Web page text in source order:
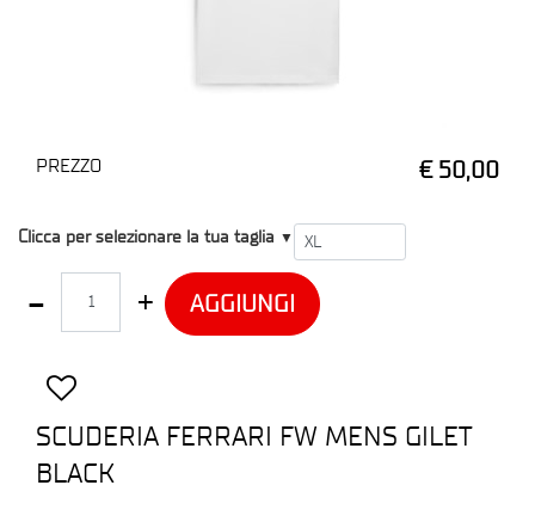
PREZZO € 50,00
T1
Clicca per selezionare la tua taglia ▼
AGGIUNGI
SCUDERIA FERRARI FW MENS GILET
BLACK